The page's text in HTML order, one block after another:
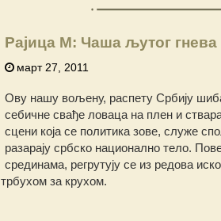
Рајица М: Чаша љутог гнева
март 27, 2011
Ову нашу вољену, распету Србију
себичне свађе ловаца на плен и
сцени која се политика зове, служе
разарају србско национално тело.
срединама, регрутују се из редова
трбухом за крухом.